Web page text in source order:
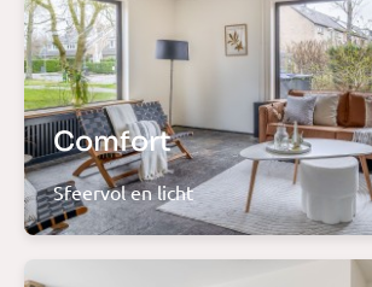
Comfort
Sfeervol en licht